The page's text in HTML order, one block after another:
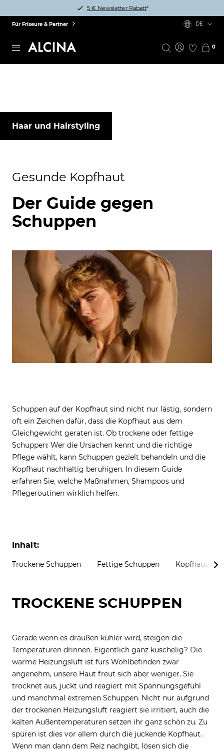
5 € Newsletter Rabatt*
Für Friseure & Partner DE
0
Haar und Hairstyling
Gesunde Kopfhaut
Der Guide gegen
Schuppen
Schuppen auf der Kopfhaut sind nicht nur lästig, sondern
oft ein Zeichen dafür, dass die Kopfhaut aus dem
Gleichgewicht geraten ist. Ob trockene oder fettige
Schuppen: Wer die Ursachen kennt und die richtige
Pflege wählt, kann Schuppen gezielt behandeln und die
Kopfhaut nachhaltig beruhigen. In diesem Guide
erfahren Sie, welche Maßnahmen, Shampoos und
Pflegeroutinen wirklich helfen.
Inhalt:
Trockene Schuppen Fettige Schuppen
TROCKENE SCHUPPEN
Gerade wenn es draußen kühler wird, steigen die
Temperaturen drinnen. Eigentlich ganz kuschelig? Die
warme Heizungsluft ist fürs Wohlbefinden zwar
angenehm, unsere Haut freut sich aber weniger. Sie
trocknet aus, juckt und reagiert mit Spannungsgefühl
und manchmal extremen Schuppen. Nicht nur aufgrund
der trockenen Heizungsluft reagiert sie irritiert, auch die
kalten Außentemperaturen setzen ihr ganz schön zu. Zu
spüren ist dies vor allem durch die juckende Kopfhaut.
Wenn man dann dem Reiz nachgibt, lösen sich die